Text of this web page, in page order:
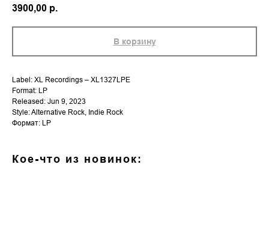
3900,00 р.
В корзину
Label: XL Recordings – XL1327LPE
Format: LP
Released: Jun 9, 2023
Style: Alternative Rock, Indie Rock
Формат: LP
Кое-что из новинок: